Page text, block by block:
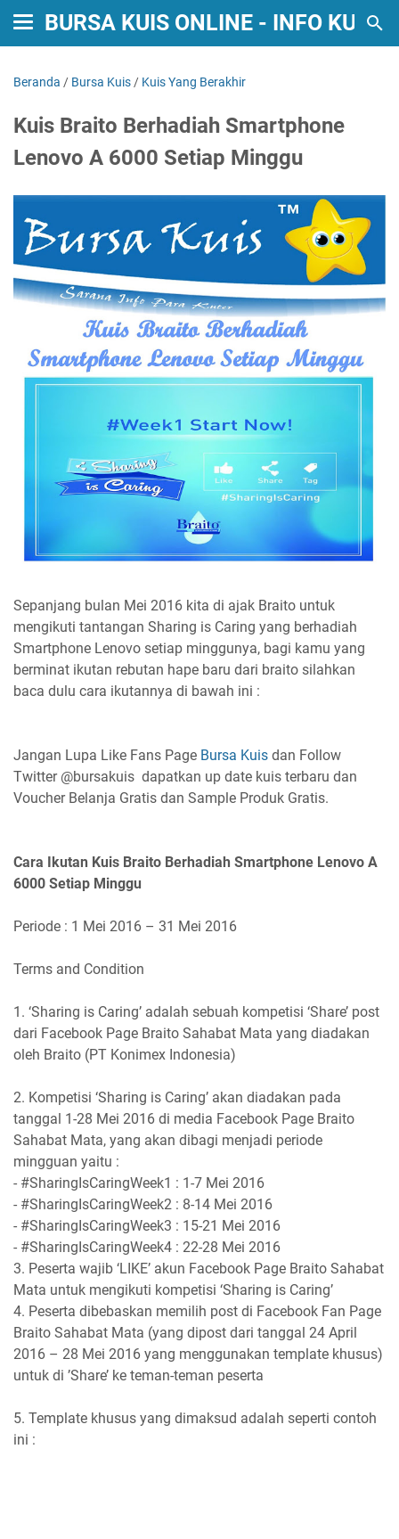
BURSA KUIS ONLINE - INFO KUIS
Beranda / Bursa Kuis / Kuis Yang Berakhir
Kuis Braito Berhadiah Smartphone
Lenovo A 6000 Setiap Minggu
Sepanjang bulan Mei 2016 kita di ajak Braito untuk
mengikuti tantangan Sharing is Caring yang berhadiah
Smartphone Lenovo setiap minggunya, bagi kamu yang
berminat ikutan rebutan hape baru dari braito silahkan
baca dulu cara ikutannya di bawah ini :
Jangan Lupa Like Fans Page Bursa Kuis dan Follow
Twitter @bursakuis dapatkan up date kuis terbaru dan
Voucher Belanja Gratis dan Sample Produk Gratis.
Cara Ikutan Kuis Braito Berhadiah Smartphone Lenovo A
6000 Setiap Minggu
Periode : 1 Mei 2016 – 31 Mei 2016
Terms and Condition
1. ‘Sharing is Caring’ adalah sebuah kompetisi ‘Share’ post
dari Facebook Page Braito Sahabat Mata yang diadakan
oleh Braito (PT Konimex Indonesia)
2. Kompetisi ‘Sharing is Caring’ akan diadakan pada
tanggal 1-28 Mei 2016 di media Facebook Page Braito
Sahabat Mata, yang akan dibagi menjadi periode
mingguan yaitu :
- #SharingIsCaringWeek1 : 1-7 Mei 2016
- #SharingIsCaringWeek2 : 8-14 Mei 2016
- #SharingIsCaringWeek3 : 15-21 Mei 2016
- #SharingIsCaringWeek4 : 22-28 Mei 2016
3. Peserta wajib ‘LIKE’ akun Facebook Page Braito Sahabat
Mata untuk mengikuti kompetisi ‘Sharing is Caring’
4. Peserta dibebaskan memilih post di Facebook Fan Page
Braito Sahabat Mata (yang dipost dari tanggal 24 April
2016 – 28 Mei 2016 yang menggunakan template khusus)
untuk di ’Share’ ke teman-teman peserta
5. Template khusus yang dimaksud adalah seperti contoh
ini :